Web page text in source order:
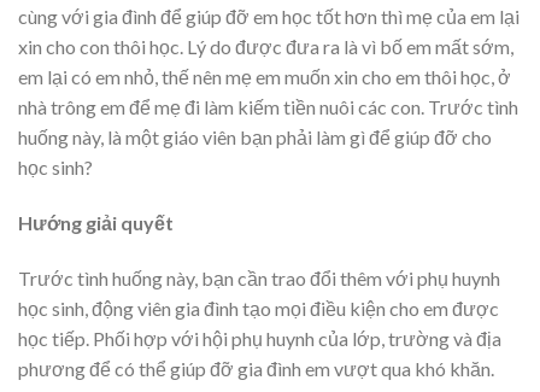
cùng với gia đình để giúp đỡ em học tốt hơn thì mẹ của em lại
xin cho con thôi học. Lý do được đưa ra là vì bố em mất sớm,
em lại có em nhỏ, thế nên mẹ em muốn xin cho em thôi học, ở
nhà trông em để mẹ đi làm kiếm tiền nuôi các con. Trước tình
huống này, là một giáo viên bạn phải làm gì để giúp đỡ cho
học sinh?
Hướng giải quyết
Trước tình huống này, bạn cần trao đổi thêm với phụ huynh
học sinh, động viên gia đình tạo mọi điều kiện cho em được
học tiếp. Phối hợp với hội phụ huynh của lớp, trường và địa
phương để có thể giúp đỡ gia đình em vượt qua khó khăn.